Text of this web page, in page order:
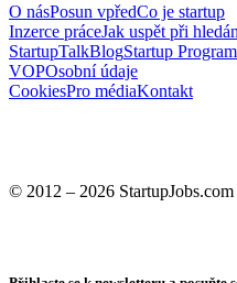
O násPosun vpředCo je startup
Inzerce práceJak uspět při
StartupTalkBlogStartup Program
VOPOsobní údaje
CookiesPro médiaKontakt
© 2012 – 2026 StartupJobs.com